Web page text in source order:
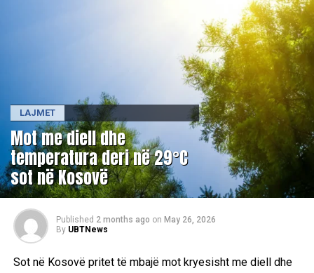
LAJMET
Mot me diell dhe
temperatura deri në 29°C
sot në Kosovë
Published 2 months ago on May 26, 2026
By UBTNews
Sot në Kosovë pritet të mbajë mot kryesisht me diell dhe